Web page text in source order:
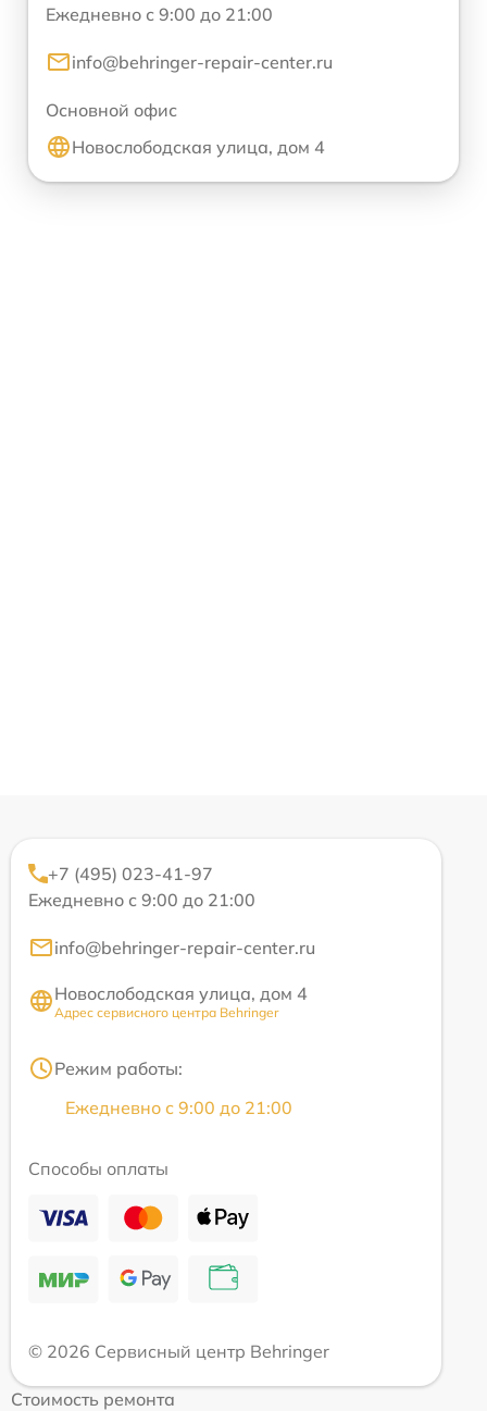
Ежедневно с 9:00 до 21:00
info@behringer-repair-center.ru
Основной офис
Новослободская улица, дом 4
+7 (495) 023-41-97
Ежедневно с 9:00 до 21:00
info@behringer-repair-center.ru
Новослободская улица, дом 4
Адрес сервисного центра Behringer
Режим работы:
Ежедневно с 9:00 до 21:00
Способы оплаты
© 2026 Сервисный центр Behringer
Стоимость ремонта